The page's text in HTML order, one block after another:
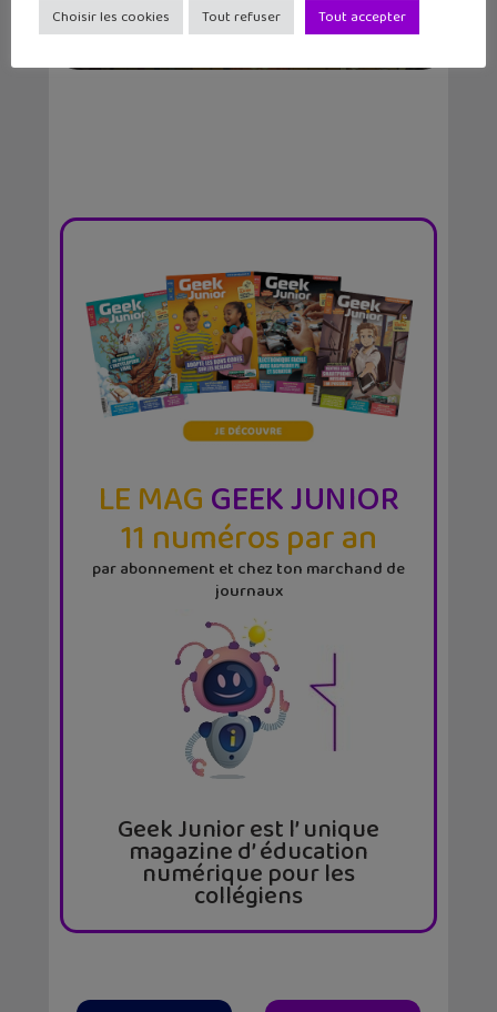
Sortie BD : La Langue des vipères,
entre magie, se...
LE MAGGEEK JUNIOR
11 numéros par an
par abonnement et chez ton marchand de
journaux
Geek Junior est l’ unique
magazine d’ éducation
numérique pour les
collégiens
Choisir les cookies Tout refuser Tout accepter